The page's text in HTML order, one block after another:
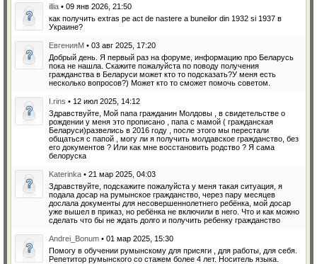
illia • 09 янв 2026, 21:50
как получить extras pe act de nastere a buneilor din 1932 si 1937 в
Украине?
ЕвгенияМ • 03 авг 2025, 17:20
Добрый день. Я первый раз на форуме, информацию про Беларусь
пока не нашла. Скажите пожалуйста по поводу получения
гражданства в Беларуси может кто то подсказать?У меня есть
несколько вопросов?) Может кто то сможет помочь советом.
I.rins • 12 июл 2025, 14:12
Здравствуйте, Мой папа гражданин Молдовы , в свидетельстве о
рождении у меня это прописано , папа с мамой ( гражданская
Беларуси)развелись в 2016 году , после этого мы перестали
общаться с папой , могу ли я получить молдавское гражданство, без
его документов ? Или как мне восстановить родство ? Я сама
белоруска
Katerinka • 21 мар 2025, 04:03
Здравствуйте, подскажите пожалуйста у меня такая ситуация, я
подала досар на румынское гражданство, через пару месяцев
дослала документы для несовершеннолетнего ребёнка, мой досар
уже вышел в приказ, но ребёнка не включили в него. Что и как можно
сделать что бы не ждать долго и получить ребенку гражданство
Andrei_Bonum • 01 мар 2025, 15:30
Помогу в обучении румынскому для присяги , для работы, для себя.
Репетитор румынского со стажем более 4 лет. Носитель языка.